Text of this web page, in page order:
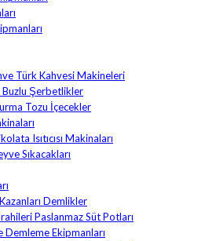
Türk Kahvesi Makineleri
Buzlu Şerbetlikler
Tozu İçecekler
Isıtıcısı Makinaları
Sıkacakları
Demlikler
Paslanmaz Süt Potları
Demleme Ekipmanları